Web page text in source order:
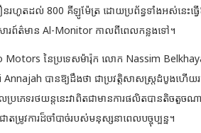
ហូតដល់ 800 គីឡូម៉ែត្រ ដោយប្រព័ន្ធទាំងអស់នេះធ្វើឱ្
ារព៍ត៌មាន Al-Monitor កាលពីពេលកន្លងទៅ។
Motors នៃប្រទេសម៉ារ៉ុក លោក Nassim
Annajah បានឱ្យដឹងថា ជាប្រវត្តិសាសស្ត្រដំបូងហ
េទរថយន្តនេះវាពិតជាមានការផលិតបានតិចតួច
ម្រូវការដ៏ចាំបាច់របស់មនុស្សនាពេលបច្ចុប្បន្ន។